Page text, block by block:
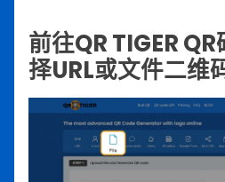
前往QR TIGER
择URL或文件二维